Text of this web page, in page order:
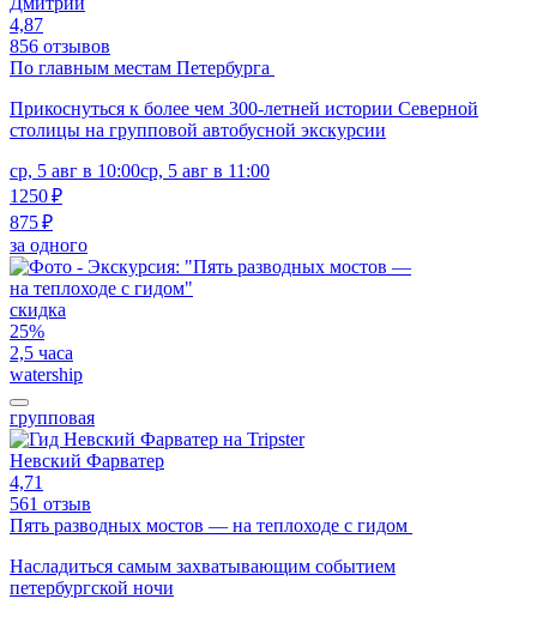
4,87
856 отзывов
По главным местам Петербурга
Прикоснуться к более чем 300-летней истории Северной
столицы на групповой автобусной экскурсии
ср, 5 авг в 10:00ср, 5 авг в 11:00
1250 ₽
875 ₽
за одного
скидка
25%
2,5 часа
watership
групповая
Невский Фарватер
4,71
561 отзыв
Пять разводных мостов — на теплоходе с гидом
Насладиться самым захватывающим событием
петербургской ночи